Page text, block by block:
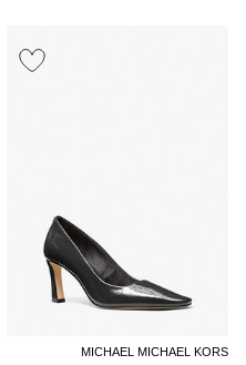
MICHAEL MICHAEL KORS